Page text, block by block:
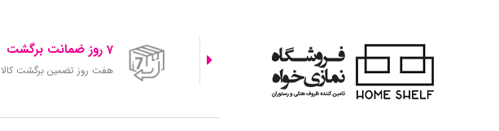
7 روز ضمانت برگشت
هفت روز تضمین برگشت کالا